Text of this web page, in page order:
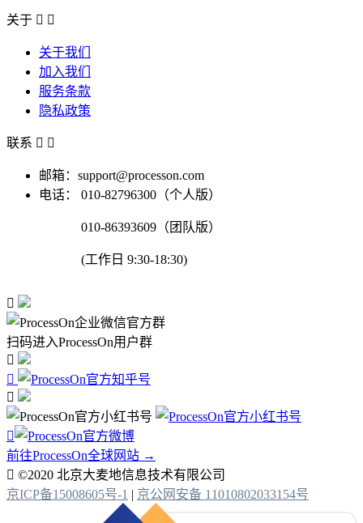
关于  
关于我们
加入我们
服务条款
隐私政策
联系  
邮箱：support@processon.com
电话：
010-82796300（个人版）
010-86393609（团队版）
(工作日 9:30-18:30)

扫码进入ProcessOn用户群




前往ProcessOn全球网站 →
 ©2020 北京大麦地信息技术有限公司
京ICP备15008605号-1 | 京公网安备 11010802033154号